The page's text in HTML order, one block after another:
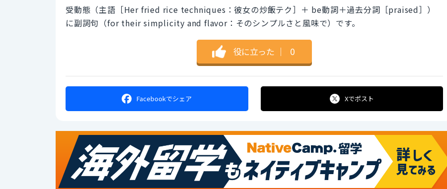
受動態（主語［Her fried rice techniques：彼女の炒飯テク］＋ be動詞＋過去分詞［praised］）
に副詞句（for their simplicity and flavor：そのシンプルさと風味で）です。
役に立った ｜ 0
Facebookでシェア Xでポスト